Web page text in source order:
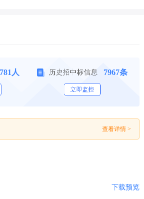
781人 历史招中标信息 7967条
立即监控
查看详情 >
下载预览